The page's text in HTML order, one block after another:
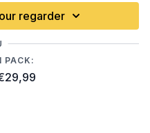
regarder
PACK: